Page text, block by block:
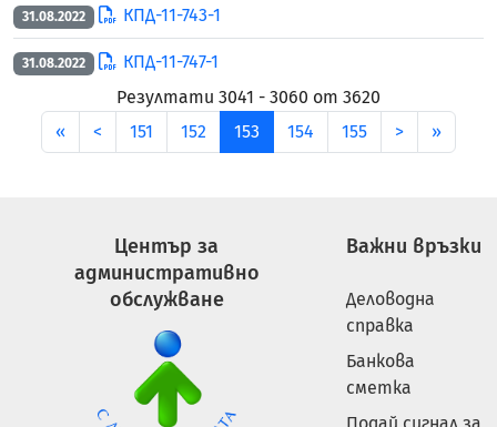
31.08.2022 КПД-11-743-1
31.08.2022
КПД-11-747-1
Резултати 3041 - 3060 от 3620
«първа
< пред151 152 153 154 155 >след
»
Център за
административно
обслужване
Важни връзки
Деловодна
справка
Банкова
сметка